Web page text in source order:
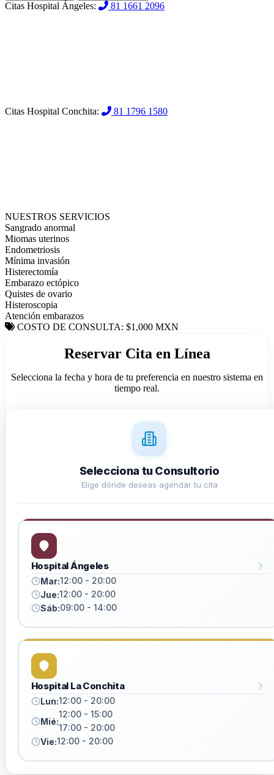
Citas Hospital Ángeles: 81 1661 2096
Citas Hospital Conchita: 81 1796 1580
NUESTROS SERVICIOS
Sangrado anormal
Miomas uterinos
Endometriosis
Mínima invasión
Histerectomía
Embarazo ectópico
Quistes de ovario
Histeroscopia
Atención embarazos
COSTO DE CONSULTA: $1,000 MXN
Reservar Cita en Línea
Selecciona la fecha y hora de tu preferencia en nuestro sistema en
tiempo real.
Selecciona tu Consultorio
Elige dónde deseas agendar tu cita
Hospital Ángeles
Mar:12:00 - 20:00
Jue:12:00 - 20:00
Sáb:09:00 - 14:00
Hospital La Conchita
Lun:12:00 - 20:00
Mié:
12:00 - 15:00
17:00 - 20:00
Vie:12:00 - 20:00